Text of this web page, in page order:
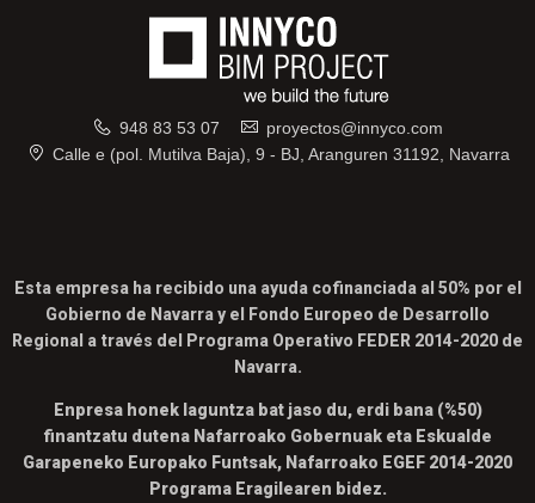
948 83 53 07
proyectos@innyco.com
Calle e (pol. Mutilva Baja), 9 - BJ, Aranguren 31192, Navarra
Esta empresa ha recibido una ayuda cofinanciada al 50% por el
Gobierno de Navarra y el Fondo Europeo de Desarrollo
Regional a través del Programa Operativo FEDER 2014-2020 de
Navarra.
Enpresa honek laguntza bat jaso du, erdi bana (%50)
finantzatu dutena Nafarroako Gobernuak eta Eskualde
Garapeneko Europako Funtsak, Nafarroako EGEF 2014-2020
Programa Eragilearen bidez.